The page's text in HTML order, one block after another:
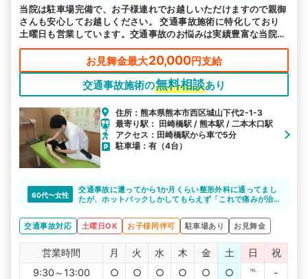
当院は駐車場完備で、お子様連れでお越しいただけますので親御
さんも安心してお越しください。 交通事故施術に特化しており
土曜日も営業しています。交通事故のお悩みは実績豊富な当院へ
お任せください。
お見舞金最大20,000円支給
交通事故施術の無料相談あり
住所：熊本県熊本市西区城山下代2-1-3
最寄り駅： 田崎橋駅 / 熊本駅 / 二本木口駅
アクセス：田崎橋駅から車で5分
駐車場：有（4台）
60代〜女性
交通事故に遭ってから1か月くらい整形外科に通ってまし
たが、ホットパックしかしてもらえず「これで痛みが治
ひかり整骨院さんに相談した所、施術できると言っても
らえたので、通い始めたら痛い所がどこか分からなかっ
た位の痛みが、どんどん良くなっていくのが実感出来ま
した。先生たちもその都度話をしっかりと聞いてくれ一
生懸命してくれます。ひかり整骨院の先生方いつもあり
がとうございます。
交通事故対応 土曜日OK お子様同伴可 駐車場あり お見舞金
営業時間 月 火 水 木 金 土 日
祝
9:30～13:00
○ ○ ○ ○ ○ ○ ℡
-